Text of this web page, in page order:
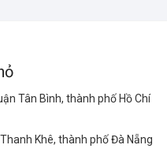
Tân Bình, thành phố Hồ Chí
Khê, thành phố Đà Nẵng